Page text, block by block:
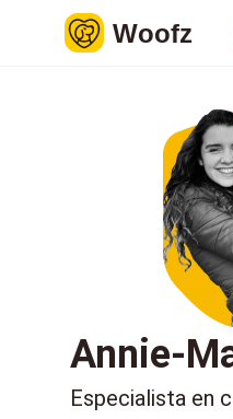
Woofz
Annie-
Especialista en